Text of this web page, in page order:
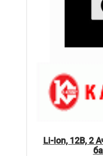
Li-Ion, 12В, 2